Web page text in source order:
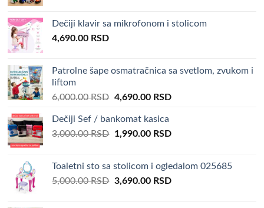
2,500.00 RSD.1,990.00 RSD.
Dečiji klavir sa mikrofonom i stolicom
4,690.00 RSD
Patrolne šape osmatračnica sa svetlom, zvukom i
liftom
6,000.00RSD Original
was:
6,000.00 RSD.
4,690.00 RSDCurrent
4,690.00 RSD.
Dečiji Sef / bankomat kasica
3,000.00RSD Original
3,000.00 RSD.
1,990.00 RSDCurrent
1,990.00 RSD.
Toaletni sto sa stolicom i ogledalom 025685
5,000.00RSD Original
3,690.00 RSDCurrent